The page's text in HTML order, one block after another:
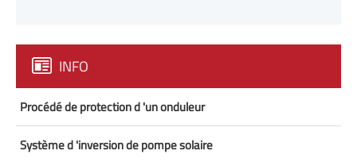
INFO
Procédé de protection d 'un onduleur
Système d 'inversion de pompe solaire